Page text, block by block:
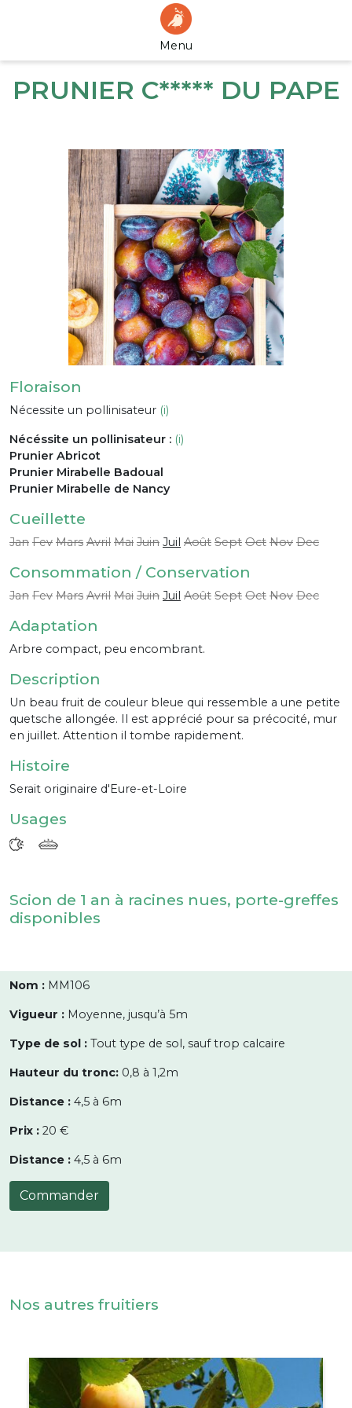
Menu
PRUNIER C***** DU PAPE
Floraison
Nécessite un pollinisateur (i)
Nécéssite un pollinisateur : (i)
Prunier Abricot
Prunier Mirabelle Badoual
Prunier Mirabelle de Nancy
Cueillette
Jan Fev Mars Avril Mai Juin Juil Août Sept Oct Nov Dec
Consommation / Conservation
Jan Fev Mars Avril Mai Juin Juil Août Sept Oct Nov Dec
Adaptation
Arbre compact, peu encombrant.
Description
Un beau fruit de couleur bleue qui ressemble a une petite
quetsche allongée. Il est apprécié pour sa précocité, mur
en juillet. Attention il tombe rapidement.
Histoire
Serait originaire d'Eure-et-Loire
Usages
Scion de 1 an à racines nues, porte-greffes
disponibles
Nom : MM106
Vigueur : Moyenne, jusqu’à 5m
Type de sol : Tout type de sol, sauf trop calcaire
Hauteur du tronc: 0,8 à 1,2m
Distance : 4,5 à 6m
Prix : 20 €
Distance : 4,5 à 6m
Commander
Nos autres fruitiers